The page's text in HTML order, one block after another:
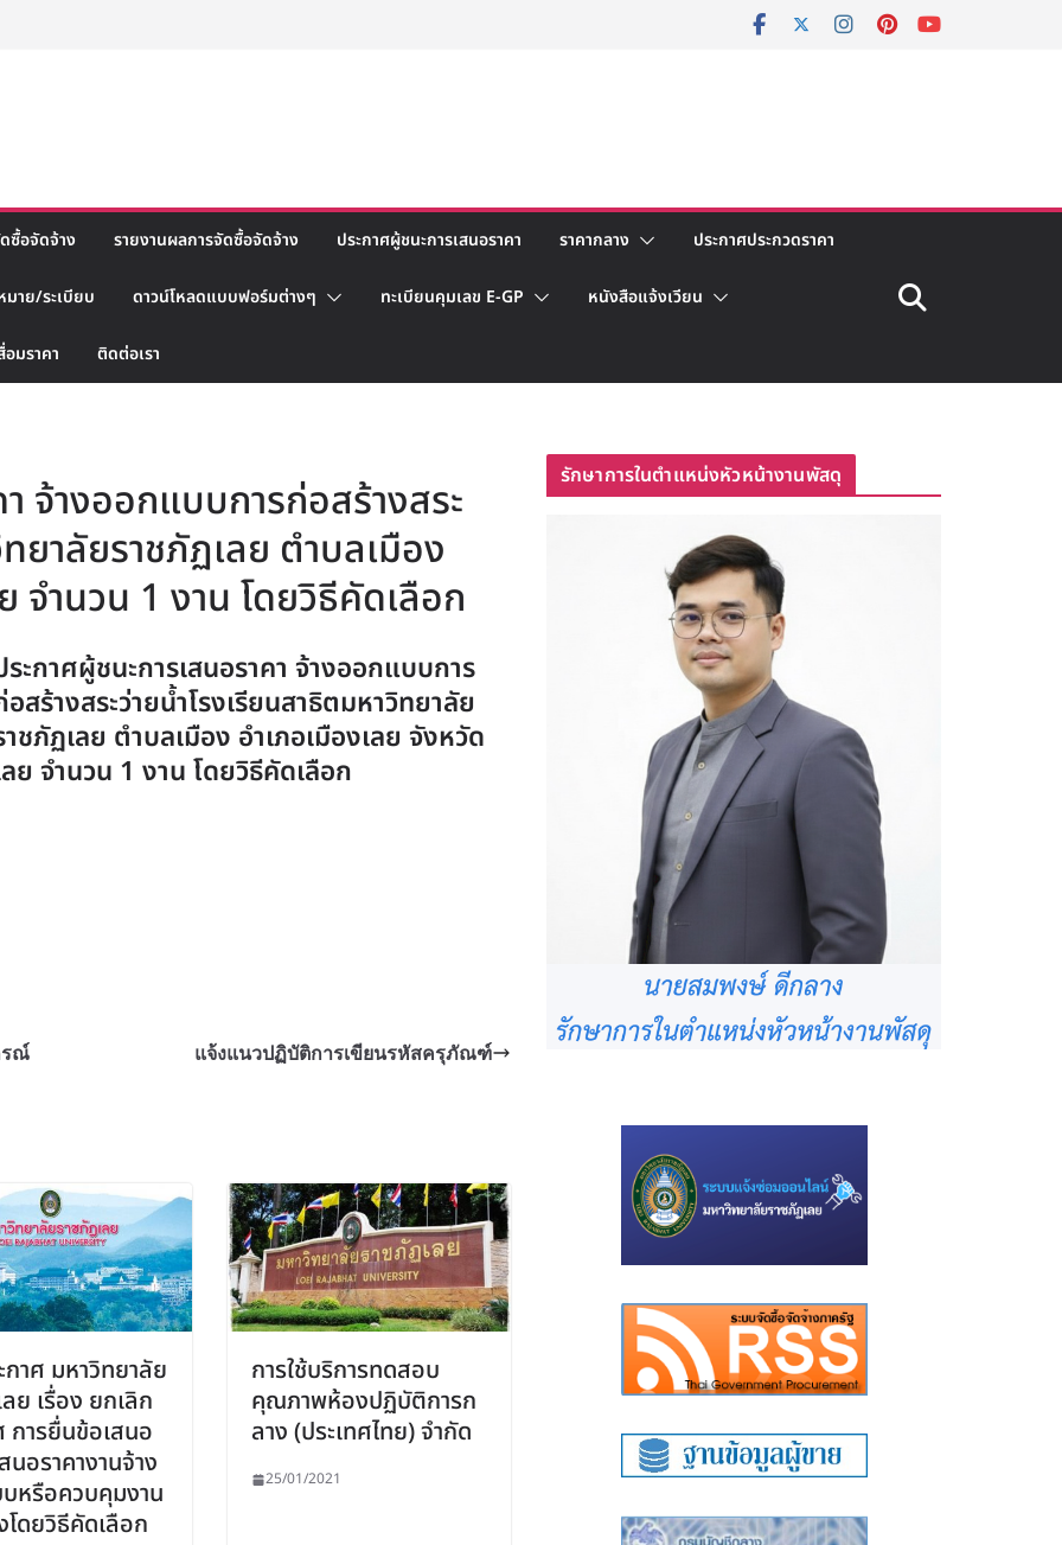
ซื้อจัดจ้าง รายงานผลการจัดซื้อจัดจ้าง ประกาศผู้ชนะการเสนอราคา ราคากลาง ประกาศประกวดราคา
าย/ระเบียบ ดาวน์โหลดแบบฟอร์มต่างๆ ทะเบียนคุมเลข E-GP หนังสือแจ้งเวียน
อมราคา ติดต่อเรา
จ้างออกแบบการก่อสร้างสระ
ยาลัยราชภัฏเลย ตำบลเมือง
จำนวน 1 งาน โดยวิธีคัดเลือก
ระกาศผู้ชนะการเสนอราคา จ้างออกแบบการ
อสร้างสระว่ายน้ำโรงเรียนสาธิตมหาวิทยาลัย
าชภัฏเลย ตำบลเมือง อำเภอเมืองเลย จังหวัด
ลย จำนวน 1 งาน โดยวิธีคัดเลือก
รณ์ แจ้งแนวปฏิบัติการเขียนรหัสครุภัณฑ์
กาศ มหาวิทยาลัย
ย เรื่อง ยกเลิก
การยื่นข้อเสนอ
นอราคางานจ้าง
หรือควบคุมงาน
โดยวิธีคัดเลือก
การใช้บริการทดสอบ
คุณภาพห้องปฏิบัติการก
ลาง (ประเทศไทย) จำกัด
25/01/2021
รักษาการในตำแหน่งหัวหน้างานพัสดุ